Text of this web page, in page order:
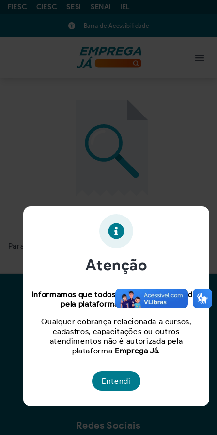
FIESC CIESC SESI SENAI IEL
Barra de Acessibilidade
Oportunidade expirada!
Para ver mais, acesse a páginaBuscar Oportunidades.
Para Candidatos
Cadastro de Currículo
Capacite-se
Criar Oportunidade
Redes Sociais
Atenção
Informamos que todos os serviços oferecidos
pela plataforma são gratuitos.
Qualquer cobrança relacionada a cursos,
cadastros, capacitações ou outros
atendimentos não é autorizada pela
plataforma Emprega Já.
Entendi